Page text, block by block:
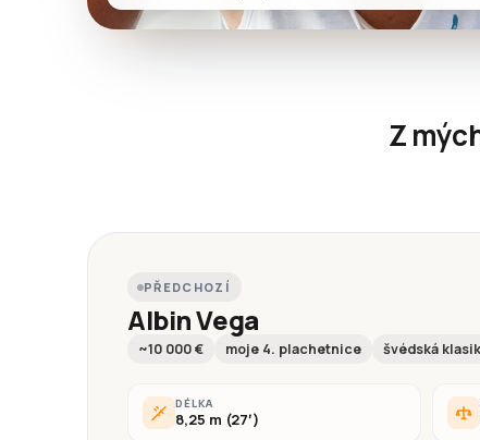
Z
PŘEDCHOZÍ
Albin Vega
~10 000 € moje 4. plachetnice švédská
DÉLKA
8,25 m (27′)